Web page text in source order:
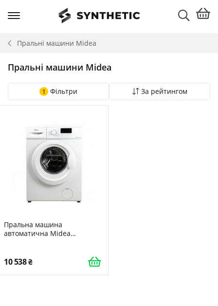
Пральні машини Midea
Пральні машини Midea
1 Фільтри За рейтингом
Пральна машина
автоматична Midea
10 538